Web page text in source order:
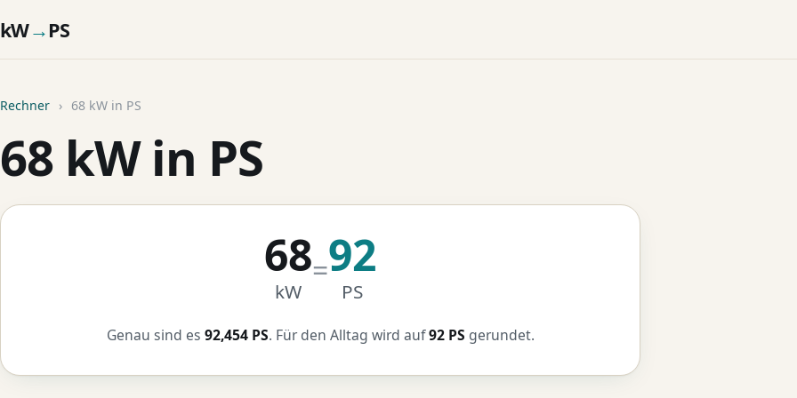
kW→PS
Rechner › 68 kW in PS
68 kW in PS
68
kW
=92
PS
Genau sind es 92,454 PS. Für den Alltag wird auf92 PS gerundet.